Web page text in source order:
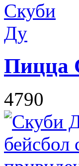
Пицца
4790